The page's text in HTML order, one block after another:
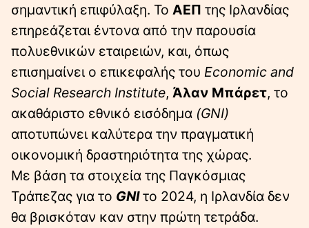
σημαντική επιφύλαξη. Το ΑΕΠ της Ιρλανδίας
επηρεάζεται έντονα από την παρουσία
πολυεθνικών εταιρειών, και, όπως
επισημαίνει ο επικεφαλής του Economic and
Social Research Institute, Άλαν Μπάρετ, το
ακαθάριστο εθνικό εισόδημα (GNI)
αποτυπώνει καλύτερα την πραγματική
οικονομική δραστηριότητα της χώρας.
Με βάση τα στοιχεία της Παγκόσμιας
Τράπεζας για το GNIτο 2024, η Ιρλανδία δεν
θα βρισκόταν καν στην πρώτη τετράδα.